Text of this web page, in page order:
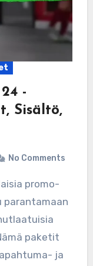
-
Sisältö,
No Comments
paketit
ja